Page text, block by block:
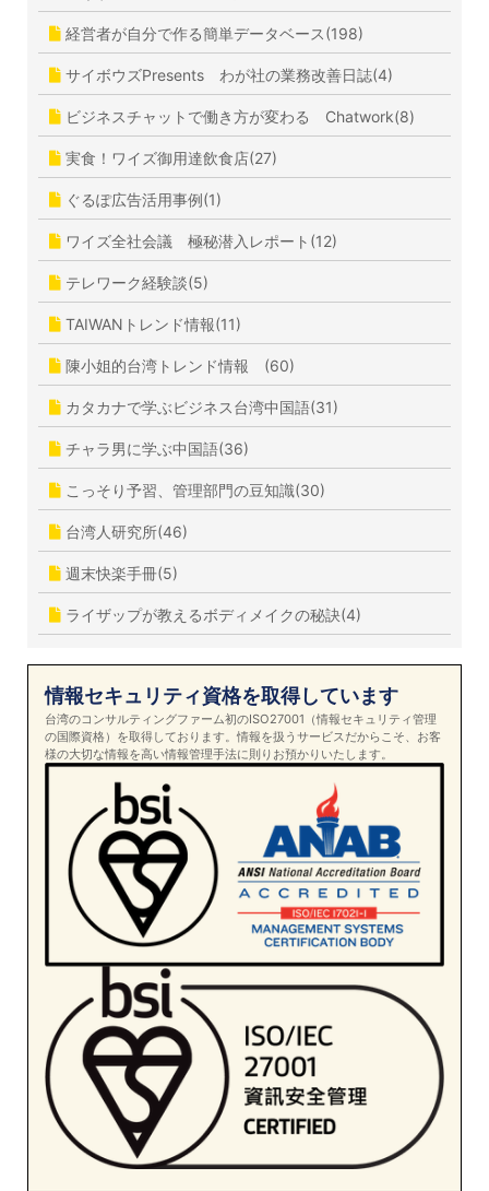
経営者が自分で作る簡単データベース(198)
サイボウズPresents わが社の業務改善日誌(4)
ビジネスチャットで働き方が変わる Chatwork(8)
実食！ワイズ御用達飲食店(27)
ぐるぽ広告活用事例(1)
ワイズ全社会議 極秘潜入レポート(12)
テレワーク経験談(5)
TAIWANトレンド情報(11)
陳小姐的台湾トレンド情報 (60)
カタカナで学ぶビジネス台湾中国語(31)
チャラ男に学ぶ中国語(36)
こっそり予習、管理部門の豆知識(30)
台湾人研究所(46)
週末快楽手冊(5)
ライザップが教えるボディメイクの秘訣(4)
情報セキュリティ資格を取得しています
台湾のコンサルティングファーム初のISO27001（情報セキュリティ管理
の国際資格）を取得しております。情報を扱うサービスだからこそ、お客
様の大切な情報を高い情報管理手法に則りお預かりいたします。